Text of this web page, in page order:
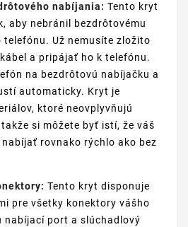
nabíjania: Tento kryt
aby nebránil bezdrôtovému
telefónu. Už nemusíte zložito
a pripájať ho k telefónu.
na bezdrôtovú nabíjačku a
automaticky. Kryt je
ktoré neovplyvňujú
si môžete byť istí, že váš
rovnako rýchlo ako bez
Tento kryt disponuje
pre všetky konektory vášho
nabíjací port a slúchadlový